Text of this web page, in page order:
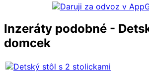
Inzeráty podobné -
domcek